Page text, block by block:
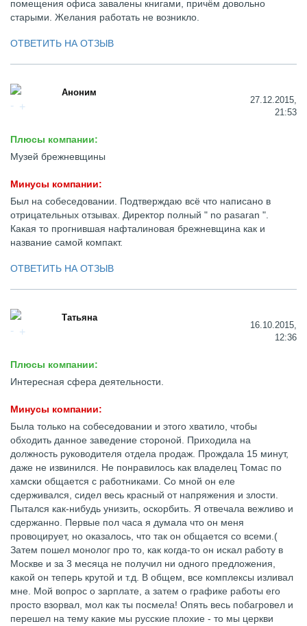
помещения офиса завалены книгами, причём довольно
старыми. Желания работать не возникло.
ОТВЕТИТЬ НА ОТЗЫВ
Аноним
27.12.2015,
21:53
Плюсы компании:
Музей брежневщины
Минусы компании:
Был на собеседовании. Подтверждаю всё что написано в
отрицательных отзывах. Директор полный " no pasaran ".
Какая то прогнившая нафталиновая брежневщина как и
название самой компакт.
ОТВЕТИТЬ НА ОТЗЫВ
Татьяна
16.10.2015,
12:36
Плюсы компании:
Интересная сфера деятельности.
Минусы компании:
Была только на собеседовании и этого хватило, чтобы
обходить данное заведение стороной. Приходила на
должность руководителя отдела продаж. Прождала 15 минут,
даже не извинился. Не понравилось как владелец Томас по
хамски общается с работниками. Со мной он еле
сдерживался, сидел весь красный от напряжения и злости.
Пытался как-нибудь унизить, оскорбить. Я отвечала вежливо и
сдержанно. Первые пол часа я думала что он меня
провоцирует, но оказалось, что так он общается со всеми.(
Затем пошел монолог про то, как когда-то он искал работу в
Москве и за 3 месяца не получил ни одного предложения,
какой он теперь крутой и т.д. В общем, все комплексы изливал
мне. Мой вопрос о зарплате, а затем о графике работы его
просто взорвал, мол как ты посмела! Опять весь побагровел и
перешел на тему какие мы русские плохие - то мы церкви